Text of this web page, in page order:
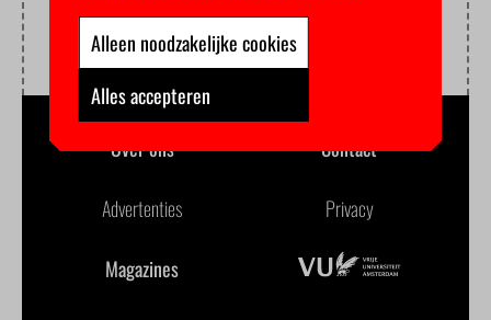
Over ons Contact
Advertenties Privacy
Magazines
Alleen noodzakelijke cookies
Alles accepteren